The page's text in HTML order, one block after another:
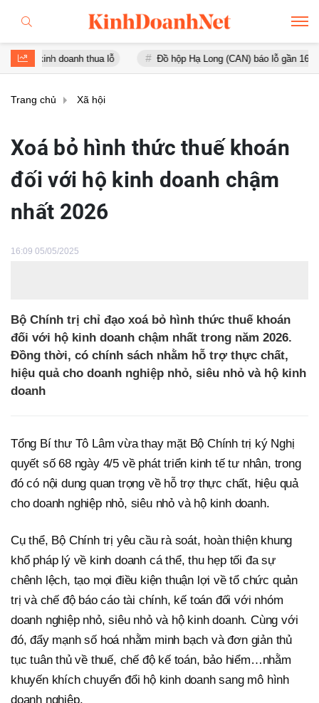
doanh thua lỗ Đồ hộp Hạ Long (CAN) báo lỗ gần 16 tỷ đồng, tài
Trang chủ Xã hội
Xoá bỏ hình thức thuế khoán
đối với hộ kinh doanh chậm
nhất 2026
16:09 05/05/2025
Bộ Chính trị chỉ đạo xoá bỏ hình thức thuế khoán
đối với hộ kinh doanh chậm nhất trong năm 2026.
Đồng thời, có chính sách nhằm hỗ trợ thực chất,
hiệu quả cho doanh nghiệp nhỏ, siêu nhỏ và hộ kinh
doanh
Tổng Bí thư Tô Lâm vừa thay mặt Bộ Chính trị ký Nghị
quyết số 68 ngày 4/5 về phát triển kinh tế tư nhân, trong
đó có nội dung quan trọng về hỗ trợ thực chất, hiệu quả
cho doanh nghiệp nhỏ, siêu nhỏ và hộ kinh doanh.
Cụ thể, Bộ Chính trị yêu cầu rà soát, hoàn thiện khung
khổ pháp lý về kinh doanh cá thể, thu hẹp tối đa sự
chênh lệch, tạo mọi điều kiện thuận lợi về tổ chức quản
trị và chế độ báo cáo tài chính, kế toán đối với nhóm
doanh nghiệp nhỏ, siêu nhỏ và hộ kinh doanh. Cùng với
đó, đẩy mạnh số hoá nhằm minh bạch và đơn giản thủ
tục tuân thủ về thuế, chế độ kế toán, bảo hiểm…nhằm
khuyến khích chuyển đổi hộ kinh doanh sang mô hình
doanh nghiệp.